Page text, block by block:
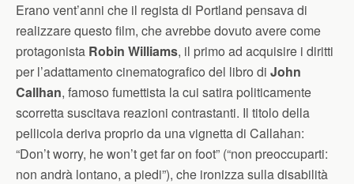
Erano vent’anni che il regista di Portland pensava di
realizzare questo film, che avrebbe dovuto avere come
protagonista Robin Williams, il primo ad acquisire i diritti
per l’adattamento cinematografico del libro di John
Callhan, famoso fumettista la cui satira politicamente
scorretta suscitava reazioni contrastanti. Il titolo della
pellicola deriva proprio da una vignetta di Callahan:
“Don’t worry, he won’t get far on foot” (“non preoccuparti:
non andrà lontano, a piedi”), che ironizza sulla disabilità